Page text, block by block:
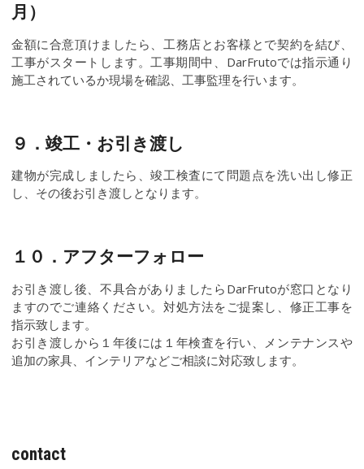
月）
金額に合意頂けましたら、工務店とお客様とで契約を結び、
工事がスタートします。工事期間中、DarFrutoでは指示通り
施工されているか現場を確認、工事監理を行います。
９．竣工・お引き渡し
建物が完成しましたら、竣工検査にて問題点を洗い出し修正
し、その後お引き渡しとなります。
１０．アフターフォロー
お引き渡し後、不具合がありましたらDarFrutoが窓口となり
ますのでご連絡ください。対処方法をご提案し、修正工事を
指示致します。
お引き渡しから１年後には１年検査を行い、メンテナンスや
追加の家具、インテリアなどご相談に対応致します。
contact